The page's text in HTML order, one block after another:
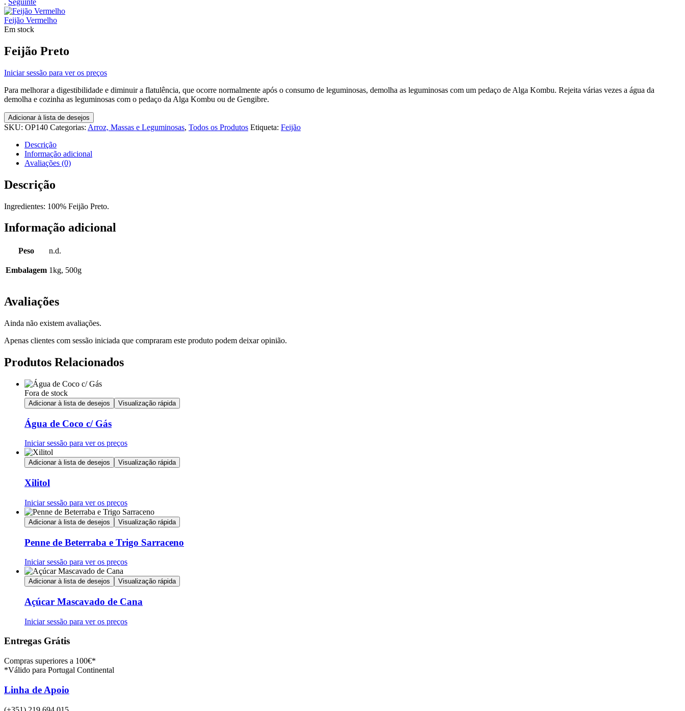
Feijão Vermelho
Em stock
Feijão Preto
Iniciar sessão para ver os preços
Para melhorar a digestibilidade e diminuir a flatulência, que ocorre normalmente após o consumo de leguminosas, demolha as leguminosas com um pedaço de Alga Kombu. Rejeita várias vezes a água da
demolha e cozinha as leguminosas com o pedaço da Alga Kombu ou de Gengibre.
Adicionar à lista de desejos
SKU: OP140 Categorias: Arroz, Massas e Leguminosas, Todos os Produtos Etiqueta: Feijão
Descrição
Informação adicional
Avaliações (0)
Descrição
Ingredientes: 100% Feijão Preto.
Informação adicional
Peso n.d.
Embalagem 1kg, 500g
Avaliações
Ainda não existem avaliações.
Apenas clientes com sessão iniciada que compraram este produto podem deixar opinião.
Produtos Relacionados
Fora de stock
Adicionar à lista de desejos Visualização rápida
Água de Coco c/ Gás
Iniciar sessão para ver os preços
Adicionar à lista de desejos Visualização rápida
Xilitol
Iniciar sessão para ver os preços
Adicionar à lista de desejos Visualização rápida
Penne de Beterraba e Trigo Sarraceno
Iniciar sessão para ver os preços
Adicionar à lista de desejos Visualização rápida
Açúcar Mascavado de Cana
Iniciar sessão para ver os preços
Entregas Grátis
Compras superiores a 100€*
*Válido para Portugal Continental
Linha de Apoio